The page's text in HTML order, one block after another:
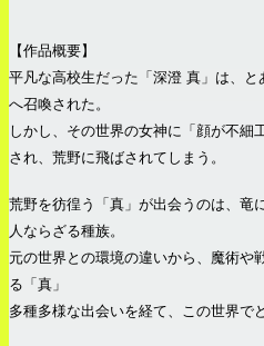
【作品概要】
平凡な高校生だった「深澄 真」は、
へ召喚された。
しかし、その世界の女神に「顔が不細
され、荒野に飛ばされてしまう。
荒野を彷徨う「真」が出会うのは、竜
人ならざる種族。
元の世界との環境の違いから、魔術や
る「真」
多種多様な出会いを経て、この世界